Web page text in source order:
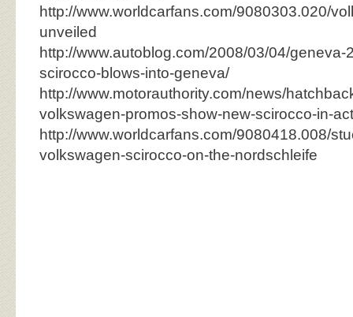
http://www.worldcarfans.com/9080303.020/
unveiled
http://www.autoblog.com/2008/03/04/
scirocco-blows-into-geneva/
http://www.motorauthority.com/news/
volkswagen-promos-show-new-scirocco-in-
http://www.worldcarfans.com/9080418.008/
volkswagen-scirocco-on-the-nordschleife